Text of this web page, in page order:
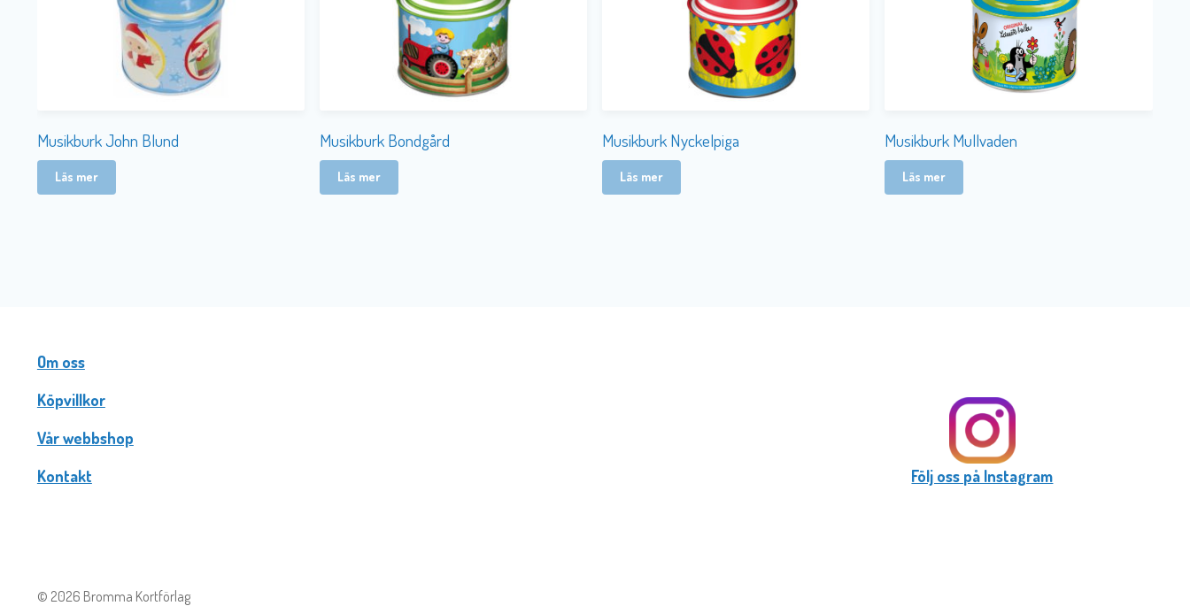
Musikburk John Blund
Läs mer
Musikburk Bondgård
Läs mer
Musikburk Nyckelpiga
Läs mer
Musikburk Mullvaden
Läs mer
Om oss
Köpvillkor
Vår webbshop
Kontakt
Följ oss på Instagram
© 2026 Bromma Kortförlag